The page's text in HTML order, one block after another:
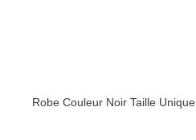
Robe Couleur Noir Taille Unique